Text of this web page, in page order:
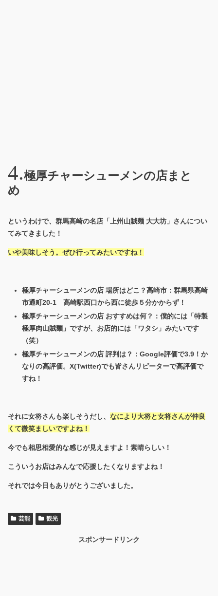
極厚チャーシューメンの店まと
め
というわけで、群馬高崎の名店「上州山賊麺 大大坊」さんについ
てみてきました！
いや美味しそう。ぜひ行ってみたいですね！
極厚チャーシューメンの店 場所はどこ？高崎市：群馬県高崎
市通町20-1 高崎駅西口から西に徒歩５分かからず！
極厚チャーシューメンの店 おすすめは何？：僕的には「特製
極厚肉山賊麺」ですが、お店的には「ワタシ」みたいです
（笑）
極厚チャーシューメンの店 評判は？：Google評価で3.9！か
なりの高評価。X(Twitter)でも皆さんリピーターで高評価で
すね！
それに女将さんも楽しそうだし、 なにより大将と女将さんが仲良
くて微笑ましいですよね！
今でも相思相愛的な感じが見えますよ！素晴らしい！
こういうお店はみんなで応援したくなりますよね！
それでは今日もありがとうございました。
芸能 観光
スポンサードリンク